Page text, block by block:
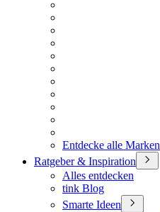
Entdecke alle Marken
Ratgeber & Inspiration
Alles entdecken
tink Blog
Smarte Ideen